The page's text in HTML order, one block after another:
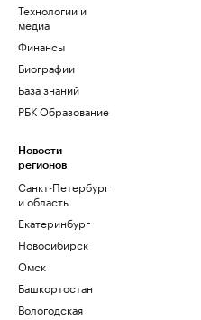
Технологии и
медиа
Финансы
Биографии
База знаний
РБК Образование
Новости
регионов
Санкт-Петербург
и область
Екатеринбург
Новосибирск
Омск
Башкортостан
Вологодская